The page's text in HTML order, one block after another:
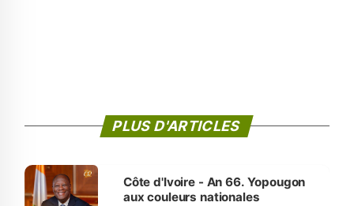
PLUS D'ARTICLES
Côte d'Ivoire - An 66. Yopougon
aux couleurs nationales